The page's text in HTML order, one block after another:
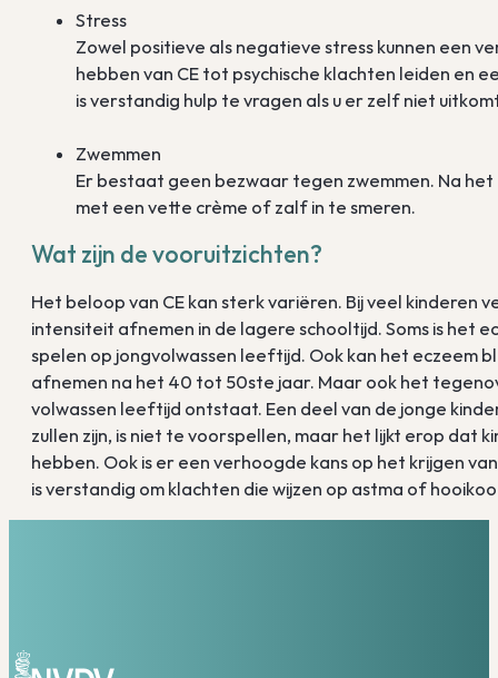
Stress
Zowel positieve als negatieve stress kunnen een
hebben van CE tot psychische klachten leiden en
is verstandig hulp te vragen als u er zelf niet
Zwemmen
Er bestaat geen bezwaar tegen zwemmen. Na
met een vette crème of zalf in te smeren.
Wat zijn de vooruitzichten?
Het beloop van CE kan sterk variëren. Bij veel kinderen
intensiteit afnemen in de lagere schooltijd. Soms is het
spelen op jongvolwassen leeftijd. Ook kan het eczeem
afnemen na het 40 tot 50ste jaar. Maar ook het
volwassen leeftijd ontstaat. Een deel van de jonge
zullen zijn, is niet te voorspellen, maar het lijkt erop dat
hebben. Ook is er een verhoogde kans op het krijgen
is verstandig om klachten die wijzen op astma of